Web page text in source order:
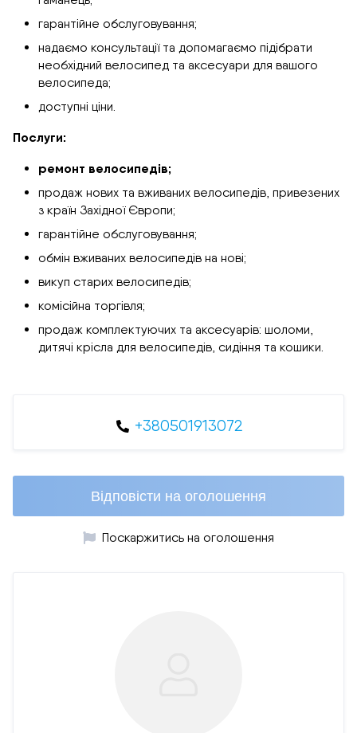
гарантійне обслуговування;
надаємо консультації та допомагаємо підібрати
необхідний велосипед та аксесуари для вашого
велосипеда;
доступні ціни.
Послуги:
ремонт велосипедів;
продаж нових та вживаних велосипедів, привезених
з країн Західної Європи;
гарантійне обслуговування;
обмін вживаних велосипедів на нові;
викуп старих велосипедів;
комісійна торгівля;
продаж комплектуючих та аксесуарів: шоломи,
дитячі крісла для велосипедів, сидіння та кошики.
+380501913072
Відповісти на оголошення
Поскаржитись на оголошення